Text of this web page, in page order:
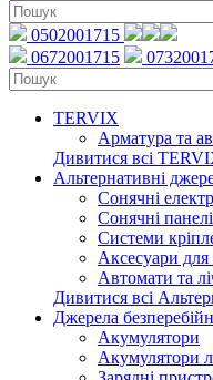
0502001715
0672001715
TERVIX
Арматура та
Дивитися всі
Альтернативні
Сонячні
Сонячні панелі
Системи
Аксесуари
Автомати та
Дивитися всі
Джерела
Акумулятори
Акумулятори